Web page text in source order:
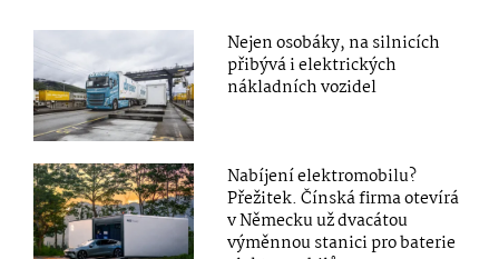
Nejen osobáky, na silnicích
přibývá i elektrických
nákladních vozidel
Nabíjení elektromobilu?
Přežitek. Čínská firma otevírá
v Německu už dvacátou
výměnnou stanici pro baterie